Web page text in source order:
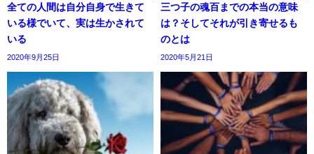
全ての人間は自分自身で生きて
いる様でいて、実は生かされて
いる
2020年9月25日
三つ子の魂百までの本当の意味
は？そしてそれが引き寄せるも
のとは
2020年5月21日